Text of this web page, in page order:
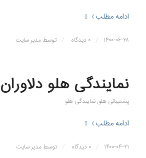
ادامه مطلب
۱۴۰۰-۰۶-۲۸ / ۰ دیدگاه / توسط مدیر سایت
نمایندگی هلو دلاوران
پشتیبانی هلو,نمایندگی هلو
ادامه مطلب
۱۴۰۰-۰۴-۲۱ / ۰ دیدگاه / توسط مدیر سایت